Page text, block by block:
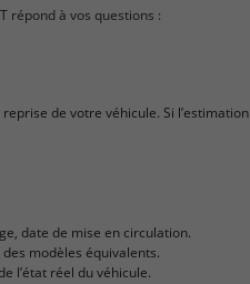
répond à vos questions :
de votre véhicule. Si
date de mise en circulation.
modèles équivalents.
l’état réel du véhicule.